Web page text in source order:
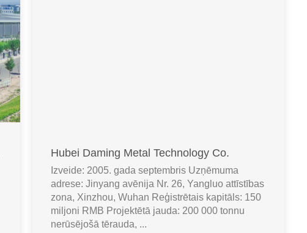
Hubei Daming Metal Technology Co.
Izveide: 2005. gada septembris Uzņēmuma
adrese: Jinyang avēnija Nr. 26, Yangluo attīstības
zona, Xinzhou, Wuhan Reģistrētais kapitāls: 150
miljoni RMB Projektētā jauda: 200 000 tonnu
nerūsējošā tērauda, ...